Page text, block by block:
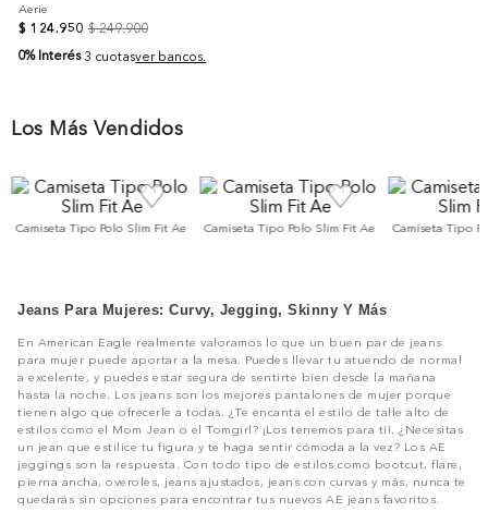
Aerie
$ 124.950 $ 249.900
0% Interés 3 cuotasver bancos.
Los Más Vendidos
Camiseta Tipo Polo Slim Fit Ae Camiseta Tipo Polo Slim Fit Ae Camiseta Tipo
Jeans Para Mujeres: Curvy, Jegging, Skinny Y Más
En American Eagle realmente valoramos lo que un buen par de jeans
para mujer puede aportar a la mesa. Puedes llevar tu atuendo de normal
a excelente, y puedes estar segura de sentirte bien desde la mañana
hasta la noche. Los jeans son los mejores pantalones de mujer porque
tienen algo que ofrecerle a todas. ¿Te encanta el estilo de talle alto de
estilos como el Mom Jean o el Tomgirl? ¡Los tenemos para ti!. ¿Necesitas
un jean que estilice tu figura y te haga sentir cómoda a la vez? Los AE
jeggings son la respuesta. Con todo tipo de estilos como bootcut, flare,
pierna ancha, overoles, jeans ajustados, jeans con curvas y más, nunca te
quedarás sin opciones para encontrar tus nuevos AE jeans favoritos.